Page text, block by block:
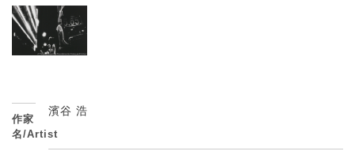
作家
名/Artist
濱谷 浩